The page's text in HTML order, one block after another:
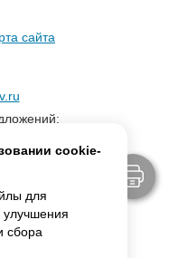
сайта
cookie-
для
улучшения
сбора